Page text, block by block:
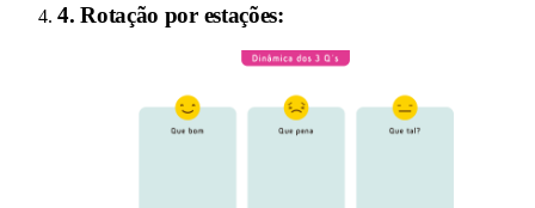
4.Rotação por estações: